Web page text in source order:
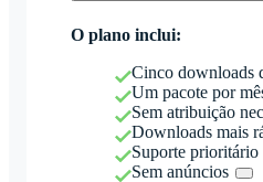
O plano inclui:
Cinco downloads
Um pacote por
Sem atribuição
Downloads mais
Suporte prioritário
Sem anúncios